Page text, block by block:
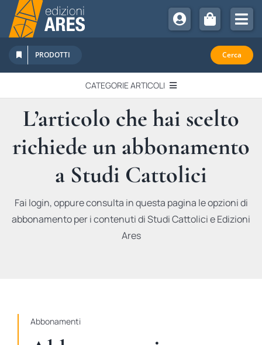
Salta
contenuto
Chi Siamo
Sostienici
Abbonamenti
Promozioni
Newsletter
PRODOTTI Cerca
CATEGORIE ARTICOLI
EDITORIALI
IN QUESTO NUMERO
RECENSIONI
L’articolo che hai scelto
richiede un abbonamento
a Studi Cattolici
Fai login, oppure consulta in questa pagina le opzioni di
abbonamento per i contenuti di Studi Cattolici e Edizioni
Ares
Abbonamenti